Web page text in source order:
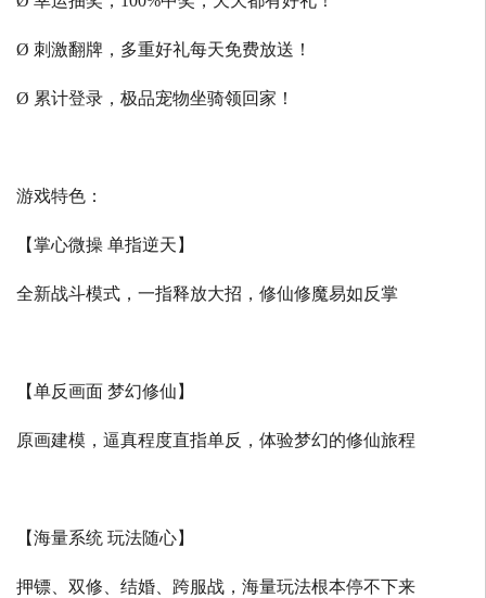
Ø 刺激翻牌，多重好礼每天免费放送！
Ø 累计登录，极品宠物坐骑领回家！
游戏特色：
【掌心微操 单指逆天】
全新战斗模式，一指释放大招，修仙修魔易如反掌
【单反画面 梦幻修仙】
原画建模，逼真程度直指单反，体验梦幻的修仙旅程
【海量系统 玩法随心】
押镖、双修、结婚、跨服战，海量玩法根本停不下来